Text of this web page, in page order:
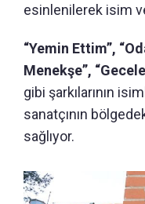
esinlenilerek isim
“Yemin Ettim”,
Menekşe”,
gibi şarkılarının
sanatçının
sağlıyor.